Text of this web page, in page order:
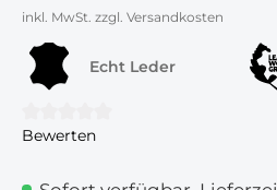
inkl. MwSt. zzgl. Versandkosten
Echt Leder
Durchschnittliche
Bewerten